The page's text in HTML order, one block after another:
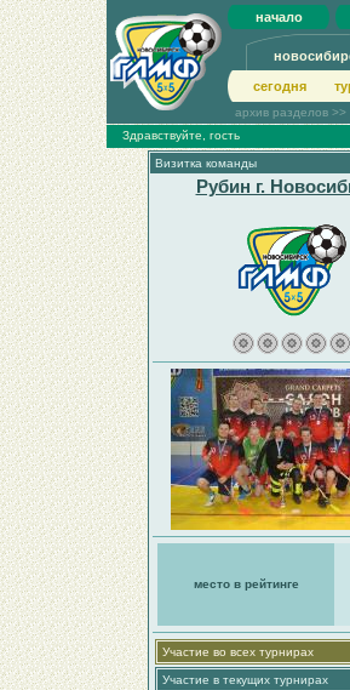
начало
сегодня
архив разделов >>
Здравствуйте, гость
Визитка команды
Рубин г.
место в рейтинге
Участие во всех турнирах
Участие в текущих турнирах